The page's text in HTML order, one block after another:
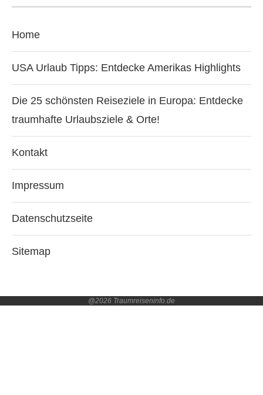
Home
USA Urlaub Tipps: Entdecke Amerikas Highlights
Die 25 schönsten Reiseziele in Europa: Entdecke
traumhafte Urlaubsziele & Orte!
Kontakt
Impressum
Datenschutzseite
Sitemap
@2026 Traumreiseninfo.de